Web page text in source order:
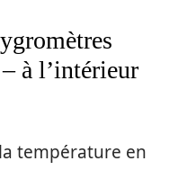
à l’intérieur
température en